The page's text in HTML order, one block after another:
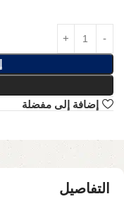
إضافة إلى مفضلة
التفاصيل